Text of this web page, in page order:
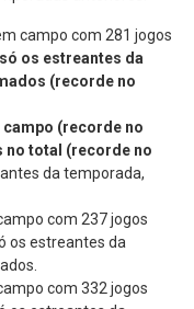
campo com 281 jogos
os estreantes da
(recorde no
campo (recorde no
no total (recorde no
da temporada,
com 237 jogos
os estreantes da
com 332 jogos